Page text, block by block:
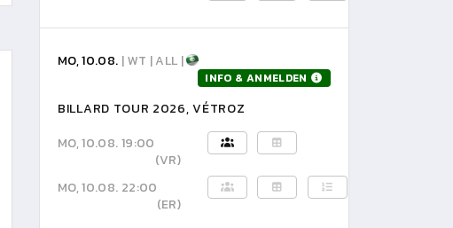
MO, 10.08. | WT | ALL |
INFO & ANMELDEN
BILLARD TOUR 2026, VÉTROZ
MO, 10.08. 19:00
(VR)
MO, 10.08. 22:00
(ER)